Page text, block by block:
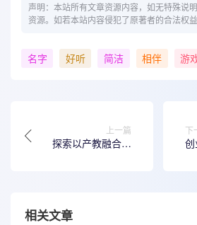
声明：本站所有文章资源内容，如无特殊说
资源。如若本站内容侵犯了原著者的合法权
名字 好听 简洁 相伴 游
上一篇
探索以产教融合引
下
相关文章